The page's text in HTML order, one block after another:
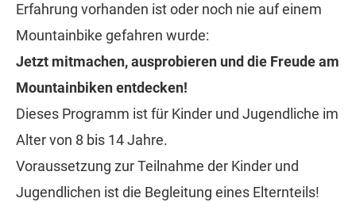
Erfahrung vorhanden ist oder noch nie auf einem
Mountainbike gefahren wurde:
Jetzt mitmachen, ausprobieren und die Freude am
Mountainbiken entdecken!
Dieses Programm ist für Kinder und Jugendliche im
Alter von 8 bis 14 Jahre.
Voraussetzung zur Teilnahme der Kinder und
Jugendlichen ist die Begleitung eines Elternteils!